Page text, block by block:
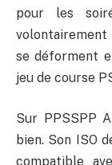
pour les
se déforment
jeu de course
Sur PPSSPP
bien. Son ISO
compatible